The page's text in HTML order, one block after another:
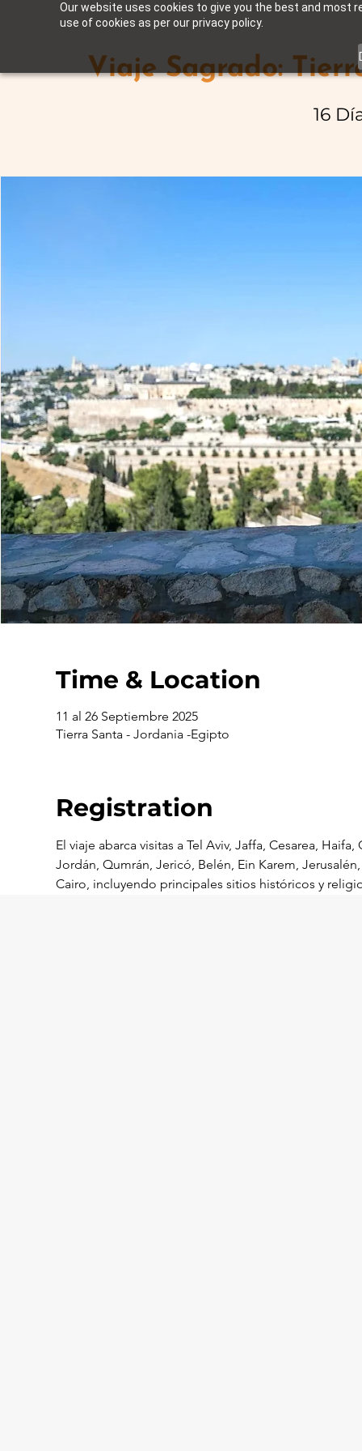
Our website uses cookies to give you the best and most
use of cookies as per our privacy policy.
Viaje Sagrado:
16
Time & Location
11 al 26 Septiembre 2025
Tierra Santa - Jordania -Egipto
Registration
​El viaje abarca visitas a Tel Aviv, Jaffa, Cesarea,
Jordán, Qumrán, Jericó, Belén, Ein Karem,
Cairo, incluyendo principales sitios históricos y